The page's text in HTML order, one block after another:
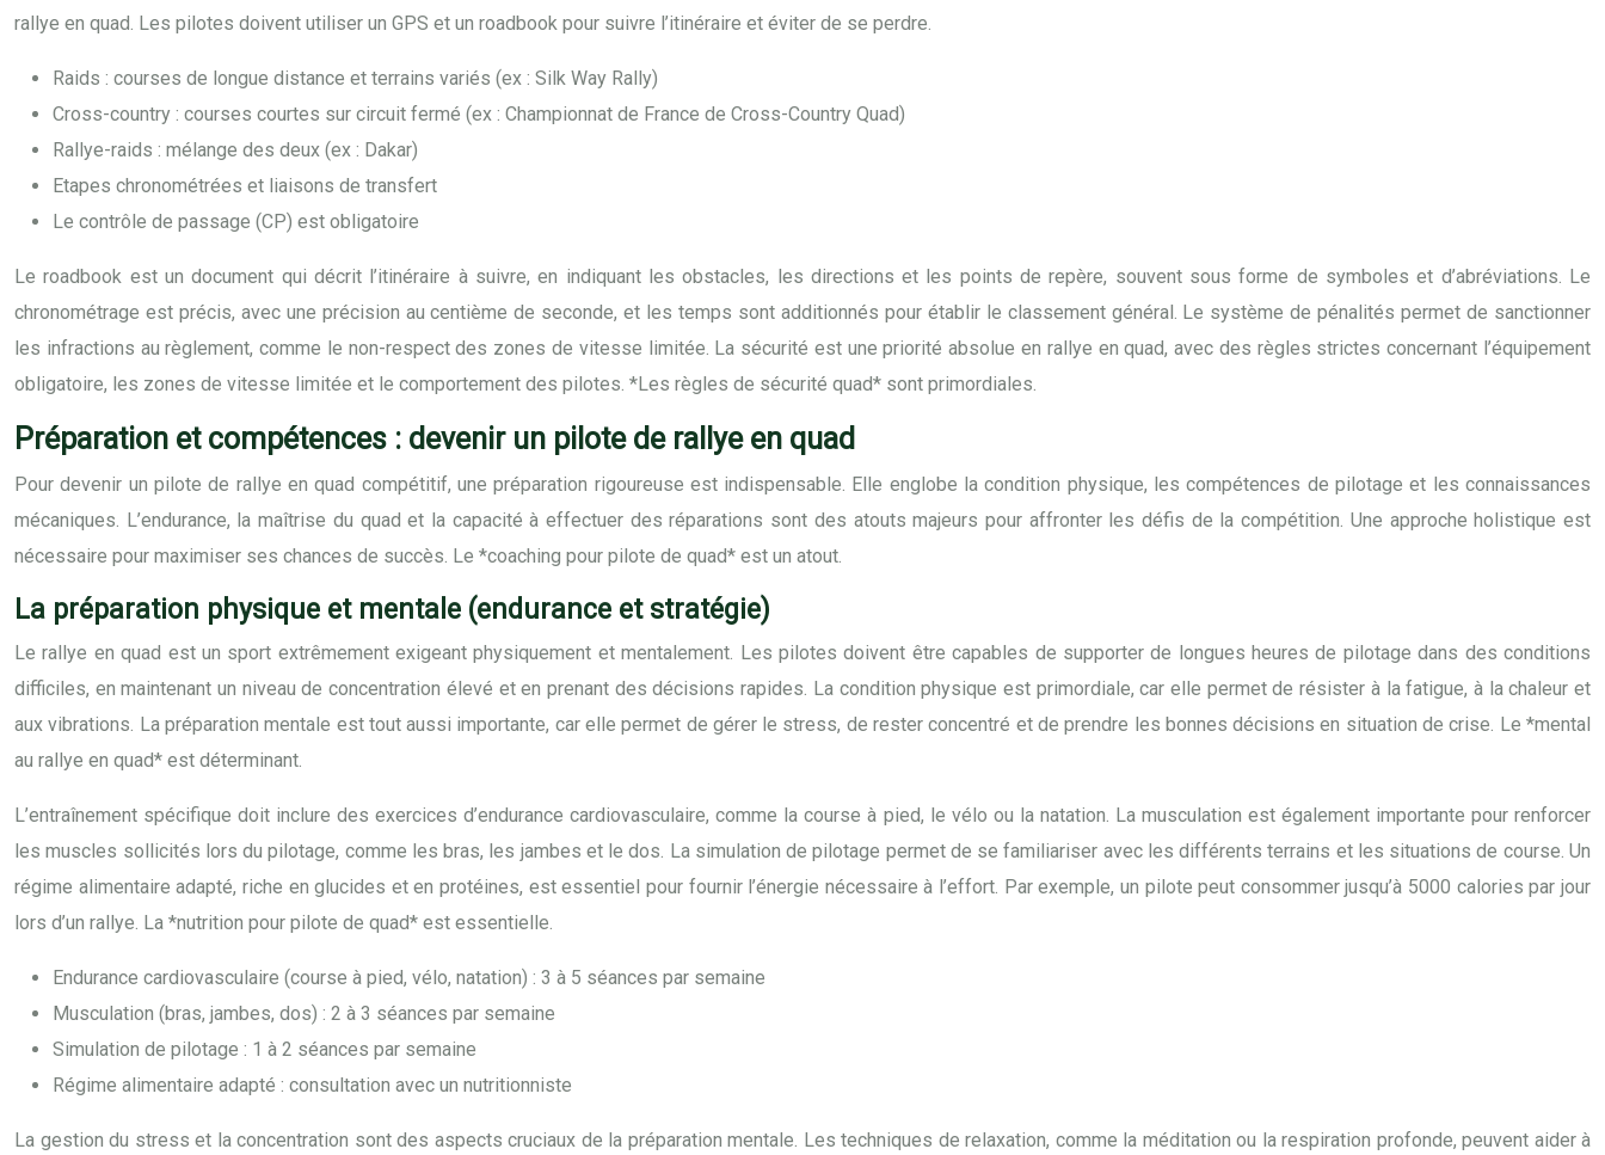
rallye en quad. Les pilotes doivent utiliser un GPS et un roadbook pour suivre l’itinéraire et éviter de se perdre.
Raids : courses de longue distance et terrains variés (ex : Silk Way Rally)
Cross-country : courses courtes sur circuit fermé (ex : Championnat de France de Cross-Country Quad)
Rallye-raids : mélange des deux (ex : Dakar)
Etapes chronométrées et liaisons de transfert
Le contrôle de passage (CP) est obligatoire
Le roadbook est un document qui décrit l’itinéraire à suivre, en indiquant les obstacles, les directions et les points de repère, souvent sous forme de symboles et d’abréviations. Le
chronométrage est précis, avec une précision au centième de seconde, et les temps sont additionnés pour établir le classement général. Le système de pénalités permet de sanctionner
les infractions au règlement, comme le non-respect des zones de vitesse limitée. La sécurité est une priorité absolue en rallye en quad, avec des règles strictes concernant l’équipement
obligatoire, les zones de vitesse limitée et le comportement des pilotes. *Les règles de sécurité quad* sont primordiales.
Préparation et compétences : devenir un pilote de rallye en quad
Pour devenir un pilote de rallye en quad compétitif, une préparation rigoureuse est indispensable. Elle englobe la condition physique, les compétences de pilotage et les connaissances
mécaniques. L’endurance, la maîtrise du quad et la capacité à effectuer des réparations sont des atouts majeurs pour affronter les défis de la compétition. Une approche holistique est
nécessaire pour maximiser ses chances de succès. Le *coaching pour pilote de quad* est un atout.
La préparation physique et mentale (endurance et stratégie)
Le rallye en quad est un sport extrêmement exigeant physiquement et mentalement. Les pilotes doivent être capables de supporter de longues heures de pilotage dans des conditions
difficiles, en maintenant un niveau de concentration élevé et en prenant des décisions rapides. La condition physique est primordiale, car elle permet de résister à la fatigue, à la chaleur et
aux vibrations. La préparation mentale est tout aussi importante, car elle permet de gérer le stress, de rester concentré et de prendre les bonnes décisions en situation de crise. Le *mental
au rallye en quad* est déterminant.
L’entraînement spécifique doit inclure des exercices d’endurance cardiovasculaire, comme la course à pied, le vélo ou la natation. La musculation est également importante pour renforcer
les muscles sollicités lors du pilotage, comme les bras, les jambes et le dos. La simulation de pilotage permet de se familiariser avec les différents terrains et les situations de course. Un
régime alimentaire adapté, riche en glucides et en protéines, est essentiel pour fournir l’énergie nécessaire à l’effort. Par exemple, un pilote peut consommer jusqu’à 5000 calories par jour
lors d’un rallye. La *nutrition pour pilote de quad* est essentielle.
Endurance cardiovasculaire (course à pied, vélo, natation) : 3 à 5 séances par semaine
Musculation (bras, jambes, dos) : 2 à 3 séances par semaine
Simulation de pilotage : 1 à 2 séances par semaine
Régime alimentaire adapté : consultation avec un nutritionniste
La gestion du stress et la concentration sont des aspects cruciaux de la préparation mentale. Les techniques de relaxation, comme la méditation ou la respiration profonde, peuvent aider à